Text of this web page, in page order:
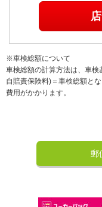
※車検総額について
車検総額の計算方法は、車検
自賠責保険料)＝車検総額と
費用がかかります。
郵